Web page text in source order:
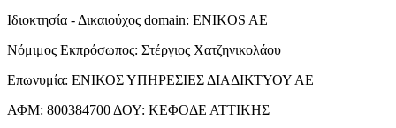
Ιδιοκτησία - Δικαιούχος domain: ENIKOS AE
Νόμιμος Εκπρόσωπος: Στέργιος Χατζηνικολάου
Επωνυμία: ΕΝΙΚΟΣ ΥΠΗΡΕΣΙΕΣ ΔΙΑΔΙΚΤΥΟΥ ΑΕ
ΑΦΜ: 800384700 ΔΟΥ: ΚΕΦΟΔΕ ΑΤΤΙΚΗΣ